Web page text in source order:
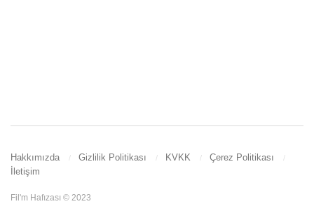
Hakkımızda Gizlilik Politikası KVKK
Çerez Politikası
İletişim
Fil'm Hafızası © 2023